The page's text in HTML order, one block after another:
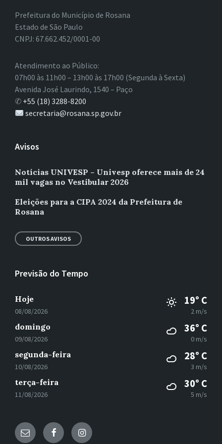
Prefeitura do Município de Rosana
Estado de São Paulo
CNPJ: 67.662.452/0001-00
Atendimento ao Público:
07h00 às 11h00 – 13h00 às 17h00 (Segunda à Sexta)
Avenida José Laurindo, 1540 – Paço
✆ +55 (18) 3288-8200
secretaria@rosana.sp.gov.br
Avisos
Notícias UNIVESP – Univesp oferece mais de 24
mil vagas no Vestibular 2026
Eleições para a CIPA 2024 da Prefeitura de
Rosana
OUTROS AVISOS
Previsão do Tempo
Hoje
08/08/2026
19° C
2 m/s
domingo
09/08/2026
36° C
0 m/s
segunda-feira
10/08/2026
28° C
3 m/s
terça-feira
11/08/2026
30° C
5 m/s
E- FacebookInstagram